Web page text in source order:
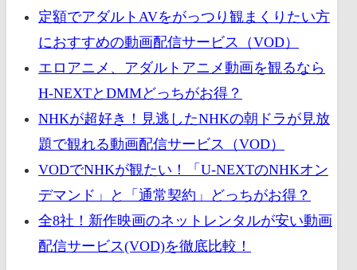
定額でアダルトAVをがっつり観まくりたい方
におすすめの動画配信サービス（VOD）
エロアニメ、アダルトアニメ動画を観るなら
H-NEXTとDMMどっちがお得？
NHKが超好き！見逃したNHKの朝ドラが見放
題で観れる動画配信サービス（VOD）
VODでNHKが観たい！「U-NEXTのNHKオン
デマンド」と「通常契約」どっちがお得？
全8社！新作映画のネットレンタルが安い動画
配信サービス(VOD)を徹底比較！